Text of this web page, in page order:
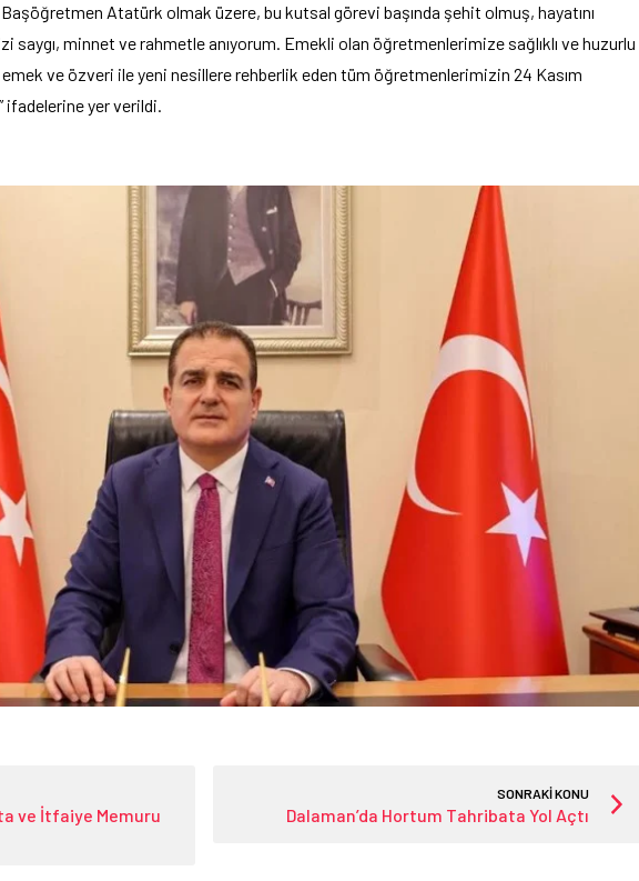
Atatürk olmak üzere, bu kutsal görevi başında şehit olmuş, hayatını
minnet ve rahmetle anıyorum. Emekli olan öğretmenlerimize sağlıklı ve huzurlu
ve özveri ile yeni nesillere rehberlik eden tüm öğretmenlerimizin 24 Kasım
ifadelerine yer verildi.
ve İtfaiye Memuru
SONRAKİ KONU
Dalaman’da Hortum Tahribata Yol Açtı